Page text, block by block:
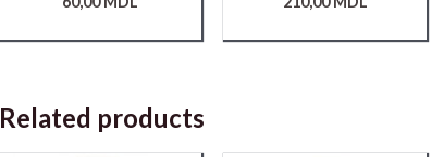
Related products